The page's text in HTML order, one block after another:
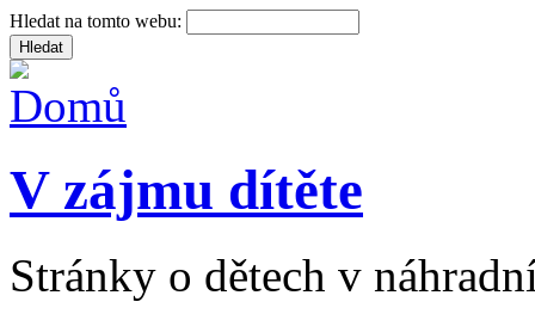
Hledat na tomto webu:
V zájmu dítěte
Stránky o dětech v